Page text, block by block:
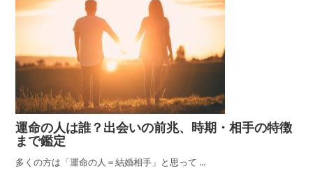
運命の人は誰？出会いの前兆、時期・相手の特徴
まで鑑定
多くの方は「運命の人＝結婚相手」と思って ...